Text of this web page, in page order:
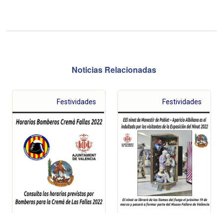
Noticias Relacionadas
Festividades Festividades